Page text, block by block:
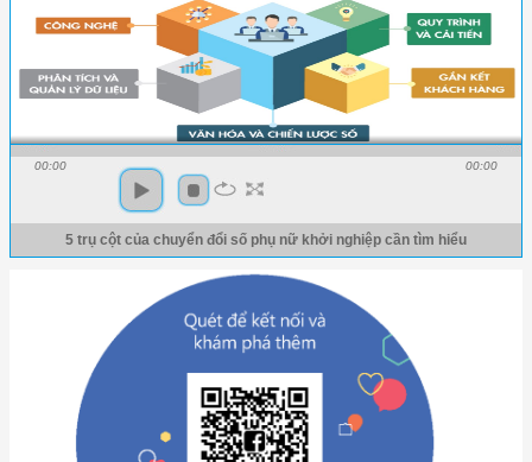
00:00 00:00
5 trụ cột của chuyển đổi số phụ nữ khởi nghiệp cần tìm hiểu